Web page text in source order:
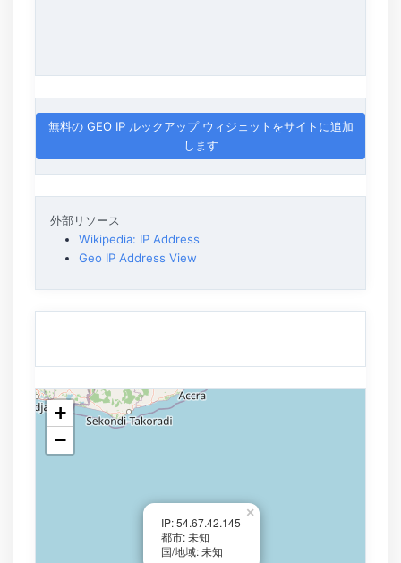
無料の GEO IP ルックアップ ウィジェットをサイトに追加
します
外部リソース
Wikipedia: IP Address
Geo IP Address View
IP: 54.67.42.145
都市: 未知
国/地域: 未知
×
+
−